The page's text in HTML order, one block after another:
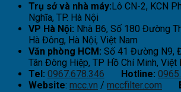
Trụ sở và nhà máy:Lô CN-2, KCN
Nghĩa, TP. Hà Nội
VP Hà Nội: Nhà B6, Số 180 Đường
Hà Đông, Hà Nội, Việt Nam
Văn phòng HCM: Số 41 Đường N9,
Tân Đông Hiệp, TP Hồ Chí Minh, Việt
Tel: 0967.678.346 Hotline:
Website: mcc.vn / mccfilter.com